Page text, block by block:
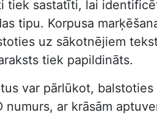
tiek sastatīti, lai
tipu. Korpusa
uz sākotnējiem
tiek papildināts.
var pārlūkot,
numurs, ar krāsām